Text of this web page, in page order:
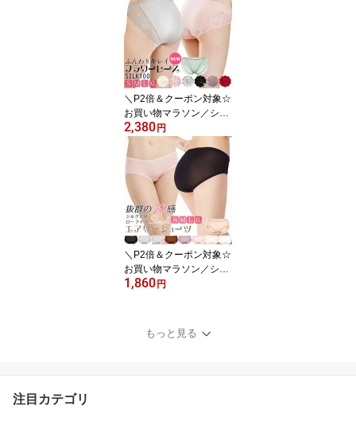
ルバック シルクショーツ
パンツ パンティーハクモ
クレン/ティーグリーン/
シャンパン/ローズダスト
M/L/XL/XXL 送料無料 cts
ho kinu15
＼P2倍＆クーポン対象☆
お買い物マラソン／シル
ク ショーツ シルク100%
レディース レース 極細
糸 フラワーレース スタ
ンダード シルクインナー
シルク ショーツ アイボ
リー/ピンク/レッド/モー
ブパープル/グレー/ブラ
ック S/M/L/XL ctsho mai
n
2,380円
＼P2倍＆クーポン対象☆
お買い物マラソン／シル
ク ショーツ シルク100%
クショーツ パンツ お腹
にやさしい かわいい パ
1,860円
もっと見る
注目カテゴリ